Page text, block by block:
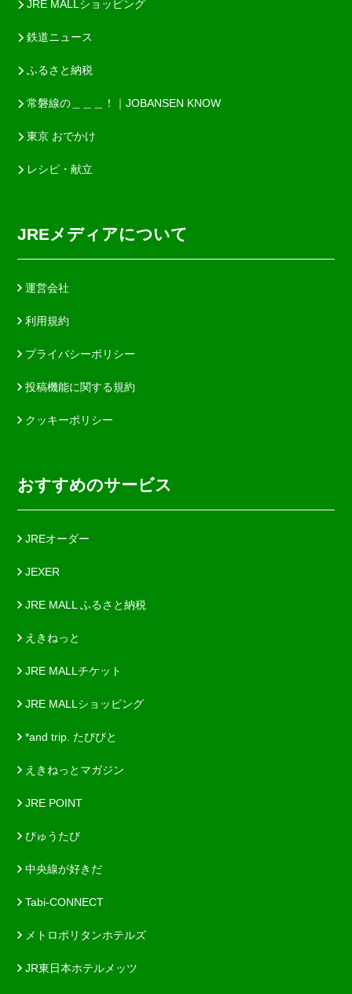
JRE MALLショッピング
鉄道ニュース
ふるさと納税
常磐線の＿＿＿！｜JOBANSEN KNOW
東京 おでかけ
レシピ・献立
JREメディアについて
運営会社
利用規約
プライバシーポリシー
投稿機能に関する規約
クッキーポリシー
おすすめのサービス
JREオーダー
JEXER
JRE MALL ふるさと納税
えきねっと
JRE MALLチケット
JRE MALLショッピング
*and trip. たびびと
えきねっとマガジン
JRE POINT
びゅうたび
中央線が好きだ
Tabi-CONNECT
メトロポリタンホテルズ
JR東日本ホテルメッツ